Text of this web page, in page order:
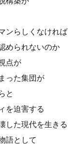
ンらしくなければ
められないのか
点が
った集団が
と
を迫害する
した現代を生きる
語として